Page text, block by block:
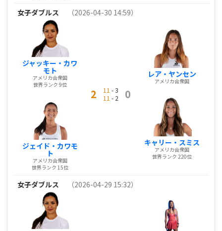
女子ダブルス （2026-04-30 14:59）
ジャッキー・カワ
モト
アメリカ合衆国
世界ランク 9位
ジェイド・カワモ
ト
アメリカ合衆国
世界ランク 15位
2 11 - 3
11 - 2 0
レア・ヤンセン
アメリカ合衆国
キャリー・スミス
アメリカ合衆国
世界ランク 220位
女子ダブルス （2026-04-29 15:32）